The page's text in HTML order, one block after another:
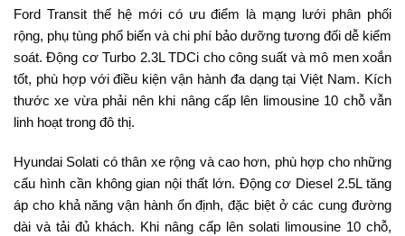
Ford Transit thế hệ mới có ưu điểm là mạng lưới phân phối
rộng, phụ tùng phổ biến và chi phí bảo dưỡng tương đối dễ kiểm
soát. Động cơ Turbo 2.3L TDCi cho công suất và mô men xoắn
tốt, phù hợp với điều kiện vận hành đa dạng tại Việt Nam. Kích
thước xe vừa phải nên khi nâng cấp lên limousine 10 chỗ vẫn
linh hoạt trong đô thị.
Hyundai Solati có thân xe rộng và cao hơn, phù hợp cho những
cấu hình cần không gian nội thất lớn. Động cơ Diesel 2.5L tăng
áp cho khả năng vận hành ổn định, đặc biệt ở các cung đường
dài và tải đủ khách. Khi nâng cấp lên solati limousine 10 chỗ,